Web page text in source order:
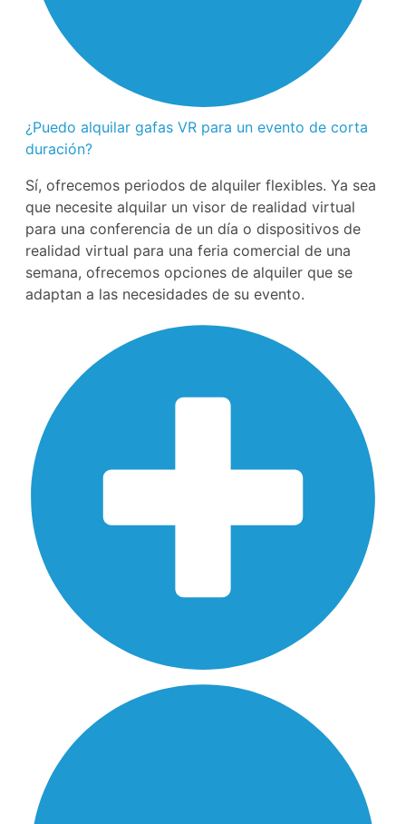
¿Puedo alquilar gafas VR para un evento de corta
duración?
Sí, ofrecemos periodos de alquiler flexibles. Ya sea
que necesite alquilar un visor de realidad virtual
para una conferencia de un día o dispositivos de
realidad virtual para una feria comercial de una
semana, ofrecemos opciones de alquiler que se
adaptan a las necesidades de su evento.